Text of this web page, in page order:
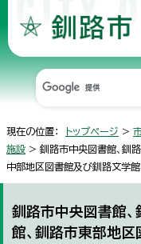
現在の位置： トップページ >
施設 > 釧路市中央図書館、釧
中部地区図書館及び釧路文学
釧路市中央図書館
館、釧路市東部地区